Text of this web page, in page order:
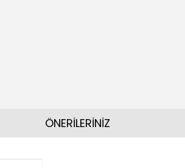
ÖNERİLERİNİZ